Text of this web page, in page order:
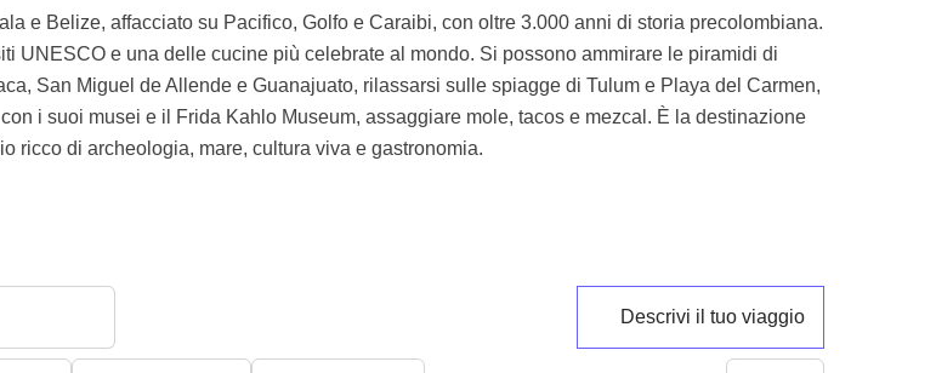
e Belize, affacciato su Pacifico, Golfo e Caraibi, con oltre 3.000 anni di storia precolombiana.
UNESCO e una delle cucine più celebrate al mondo. Si possono ammirare le piramidi di
San Miguel de Allende e Guanajuato, rilassarsi sulle spiagge di Tulum e Playa del Carmen,
i suoi musei e il Frida Kahlo Museum, assaggiare mole, tacos e mezcal. È la destinazione
ricco di archeologia, mare, cultura viva e gastronomia.
Descrivi il tuo viaggio